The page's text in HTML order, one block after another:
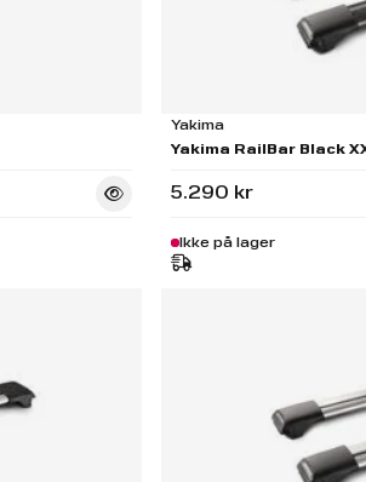
Yakima
Yakima RailBar Black
5.290 kr
Ikke på lager